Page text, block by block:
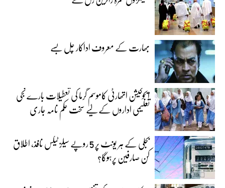
بھارت کے معروف اداکار چل بسے
ایجوکیشن اتھارٹی کاموسمِ گرما کی تعطیلات بارے نجی
تعلیمی اداروں کے لیے سخت حکم نامہ جاری
بجلی کے ہر یونٹ پر 5 روپے سیلز ٹیکس نافذ، اطلاق
کن صارفین پرہوگا؟